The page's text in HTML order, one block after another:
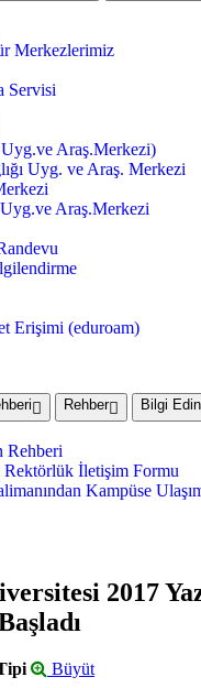
Merkezlerimiz
Servisi
Uyg.ve Araş.Merkezi)
Uyg. ve Araş. Merkezi
Araş.Merkezi
Erişimi (eduroam)
Rehber Bilgi
Rehberi
İletişim Formu
Kampüse
2017
Büyüt